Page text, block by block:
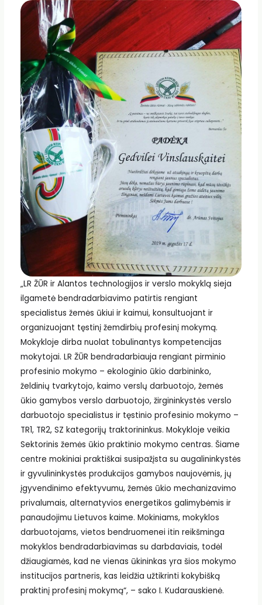
„LR ŽŪR ir Alantos technologijos ir verslo mokyklą sieja
ilgametė bendradarbiavimo patirtis rengiant
specialistus žemės ūkiui ir kaimui, konsultuojant ir
organizuojant tęstinį žemdirbių profesinį mokymą.
Mokykloje dirba nuolat tobulinantys kompetencijas
mokytojai. LR ŽŪR bendradarbiauja rengiant pirminio
profesinio mokymo – ekologinio ūkio darbininko,
želdinių tvarkytojo, kaimo verslų darbuotojo, žemės
ūkio gamybos verslo darbuotojo, žirgininkystės verslo
darbuotojo specialistus ir tęstinio profesinio mokymo –
TR1, TR2, SZ kategorijų traktorininkus. Mokykloje veikia
Sektorinis žemės ūkio praktinio mokymo centras. Šiame
centre mokiniai praktiškai susipažįsta su augalininkystės
ir gyvulininkystės produkcijos gamybos naujovėmis, jų
įgyvendinimo efektyvumu, žemės ūkio mechanizavimo
privalumais, alternatyvios energetikos galimybėmis ir
panaudojimu Lietuvos kaime. Mokiniams, mokyklos
darbuotojams, vietos bendruomenei itin reikšminga
mokyklos bendradarbiavimas su darbdaviais, todėl
džiaugiamės, kad ne vienas ūkininkas yra šios mokymo
institucijos partneris, kas leidžia užtikrinti kokybišką
praktinį profesinį mokymą“, – sako I. Kudarauskienė.